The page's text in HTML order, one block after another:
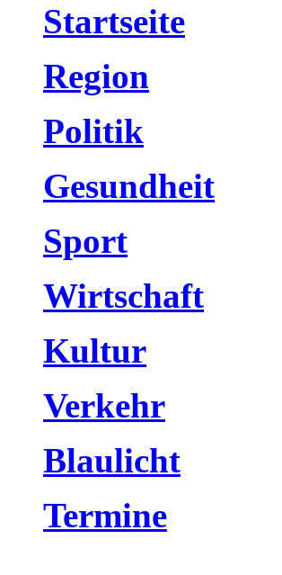
Startseite
Region
Politik
Gesundheit
Sport
Wirtschaft
Kultur
Verkehr
Blaulicht
Termine